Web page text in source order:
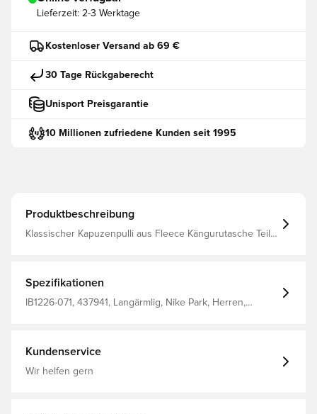
Lieferzeit: 2-3 Werktage
Kostenloser Versand ab 69 €
30 Tage Rückgaberecht
Unisport Preisgarantie
10 Millionen zufriedene Kunden seit 1995
Produktbeschreibung
Klassischer Kapuzenpulli aus Fleece Kängurutasche Teil
Spezifikationen
IB1226-071, 437941, Langärmlig, Nike Park, Herren,
Kundenservice
Wir helfen gern